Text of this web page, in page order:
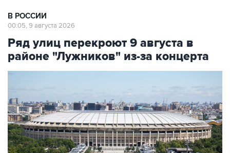
В РОССИИ
00:05, 9 августа 2026
Ряд улиц перекроют 9 августа в
районе "Лужников" из-за концерта